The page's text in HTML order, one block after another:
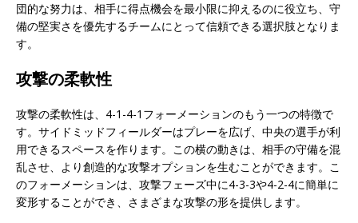
団的な努力は、相手に得点機会を最小限に抑えるのに役立ち、守
備の堅実さを優先するチームにとって信頼できる選択肢となりま
す。
攻撃の柔軟性
攻撃の柔軟性は、4-1-4-1フォーメーションのもう一つの特徴で
す。サイドミッドフィールダーはプレーを広げ、中央の選手が利
用できるスペースを作ります。この横の動きは、相手の守備を混
乱させ、より創造的な攻撃オプションを生むことができます。こ
のフォーメーションは、攻撃フェーズ中に4-3-3や4-2-4に簡単に
変形することができ、さまざまな攻撃の形を提供します。